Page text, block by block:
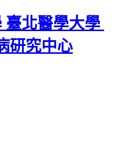
臺北醫學大學
研究中心